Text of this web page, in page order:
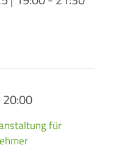
für
20:00